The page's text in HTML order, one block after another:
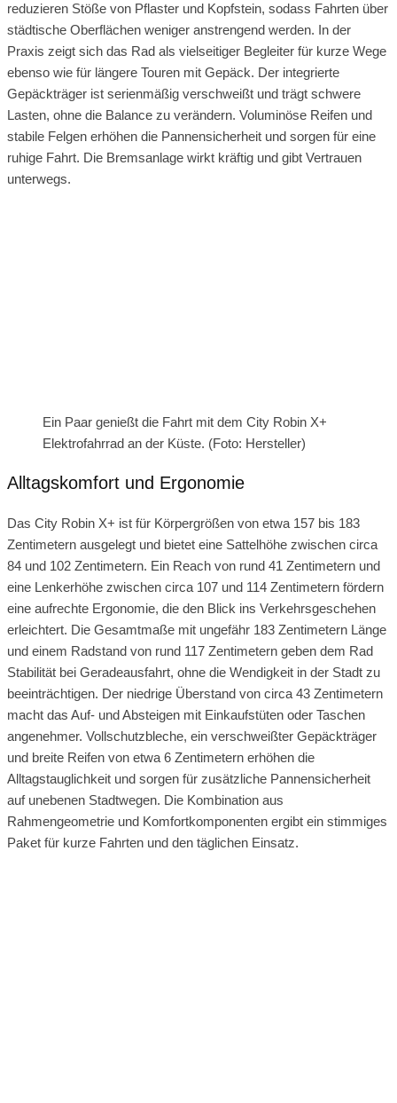
reduzieren Stöße von Pflaster und Kopfstein, sodass Fahrten über
städtische Oberflächen weniger anstrengend werden. In der
Praxis zeigt sich das Rad als vielseitiger Begleiter für kurze Wege
ebenso wie für längere Touren mit Gepäck. Der integrierte
Gepäckträger ist serienmäßig verschweißt und trägt schwere
Lasten, ohne die Balance zu verändern. Voluminöse Reifen und
stabile Felgen erhöhen die Pannensicherheit und sorgen für eine
ruhige Fahrt. Die Bremsanlage wirkt kräftig und gibt Vertrauen
unterwegs.
Ein Paar genießt die Fahrt mit dem City Robin X+
Elektrofahrrad an der Küste. (Foto: Hersteller)
Alltagskomfort und Ergonomie
Das City Robin X+ ist für Körpergrößen von etwa 157 bis 183
Zentimetern ausgelegt und bietet eine Sattelhöhe zwischen circa
84 und 102 Zentimetern. Ein Reach von rund 41 Zentimetern und
eine Lenkerhöhe zwischen circa 107 und 114 Zentimetern fördern
eine aufrechte Ergonomie, die den Blick ins Verkehrsgeschehen
erleichtert. Die Gesamtmaße mit ungefähr 183 Zentimetern Länge
und einem Radstand von rund 117 Zentimetern geben dem Rad
Stabilität bei Geradeausfahrt, ohne die Wendigkeit in der Stadt zu
beeinträchtigen. Der niedrige Überstand von circa 43 Zentimetern
macht das Auf- und Absteigen mit Einkaufstüten oder Taschen
angenehmer. Vollschutzbleche, ein verschweißter Gepäckträger
und breite Reifen von etwa 6 Zentimetern erhöhen die
Alltagstauglichkeit und sorgen für zusätzliche Pannensicherheit
auf unebenen Stadtwegen. Die Kombination aus
Rahmengeometrie und Komfortkomponenten ergibt ein stimmiges
Paket für kurze Fahrten und den täglichen Einsatz.